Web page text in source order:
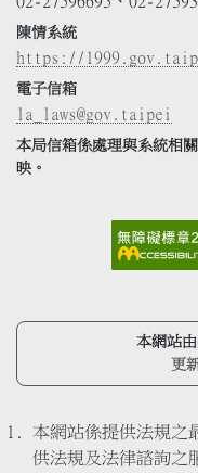
陳情系統
https://
電子信箱
la_laws@gov.taipei
本局信箱係處理與系統相
映。
本網站
更
本網站係提供法規之
供法規及法律諮詢之